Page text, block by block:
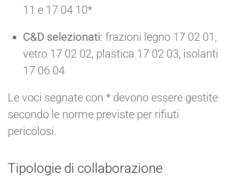
11 e 17 04 10*
C&D selezionati: frazioni legno 17 02 01,
vetro 17 02 02, plastica 17 02 03, isolanti
17 06 04
Le voci segnate con * devono essere gestite
secondo le norme previste per rifiuti
pericolosi.
Tipologie di collaborazione